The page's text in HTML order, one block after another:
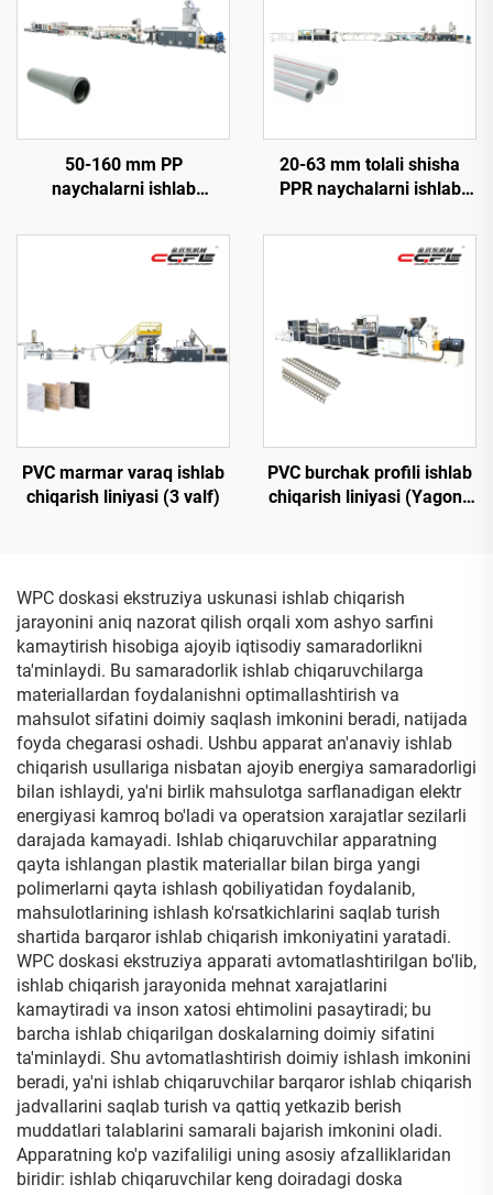
50-160 mm PP
naychalarni ishlab
20-63 mm tolali shisha
PPR naychalarni ishlab
PVC marmar varaq ishlab
chiqarish liniyasi (3 valf)
PVC burchak profili ishlab
chiqarish liniyasi (Yagona
WPC doskasi ekstruziya uskunasi ishlab chiqarish
jarayonini aniq nazorat qilish orqali xom ashyo sarfini
kamaytirish hisobiga ajoyib iqtisodiy samaradorlikni
ta'minlaydi. Bu samaradorlik ishlab chiqaruvchilarga
materiallardan foydalanishni optimallashtirish va
mahsulot sifatini doimiy saqlash imkonini beradi, natijada
foyda chegarasi oshadi. Ushbu apparat an'anaviy ishlab
chiqarish usullariga nisbatan ajoyib energiya samaradorligi
bilan ishlaydi, ya'ni birlik mahsulotga sarflanadigan elektr
energiyasi kamroq bo'ladi va operatsion xarajatlar sezilarli
darajada kamayadi. Ishlab chiqaruvchilar apparatning
qayta ishlangan plastik materiallar bilan birga yangi
polimerlarni qayta ishlash qobiliyatidan foydalanib,
mahsulotlarining ishlash ko'rsatkichlarini saqlab turish
shartida barqaror ishlab chiqarish imkoniyatini yaratadi.
WPC doskasi ekstruziya apparati avtomatlashtirilgan bo'lib,
ishlab chiqarish jarayonida mehnat xarajatlarini
kamaytiradi va inson xatosi ehtimolini pasaytiradi; bu
barcha ishlab chiqarilgan doskalarning doimiy sifatini
ta'minlaydi. Shu avtomatlashtirish doimiy ishlash imkonini
beradi, ya'ni ishlab chiqaruvchilar barqaror ishlab chiqarish
jadvallarini saqlab turish va qattiq yetkazib berish
muddatlari talablarini samarali bajarish imkonini oladi.
Apparatning ko'p vazifaliligi uning asosiy afzalliklaridan
biridir: ishlab chiqaruvchilar keng doiradagi doska